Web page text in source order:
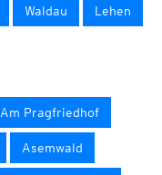
Waldau Lehen
Am Pragfriedhof
Asemwald